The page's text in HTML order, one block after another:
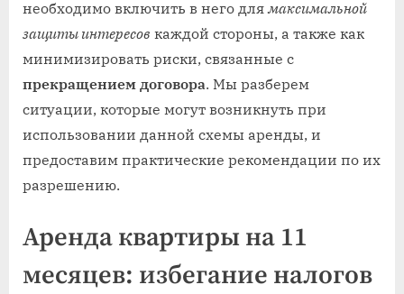
необходимо включить в него длямаксимальной
защиты интересов каждой стороны, а также как
минимизировать риски, связанные с
прекращением договора. Мы разберем
ситуации, которые могут возникнуть при
использовании данной схемы аренды, и
предоставим практические рекомендации по их
разрешению.
Аренда квартиры на 11
месяцев: избегание налогов